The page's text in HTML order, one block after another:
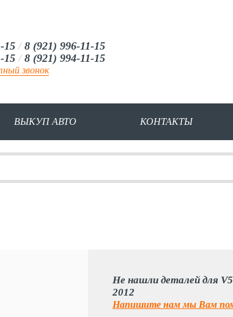
15 / 8 (921) 996-11-15
15 / 8 (921) 994-11-15
звонок
ВЫКУП АВТО КОНТАКТЫ
Не нашли деталей для
2012
Напишите нам мы Вам